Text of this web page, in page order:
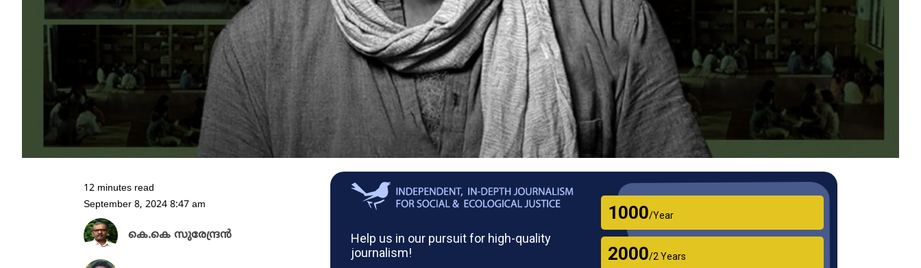
Help us in our pursuit for high-quality
journalism!
₹1000/Year
₹2000/2 Years
12 minutes read
September 8, 2024 8:47 am
കെ.കെ സുരേന്ദ്രൻ